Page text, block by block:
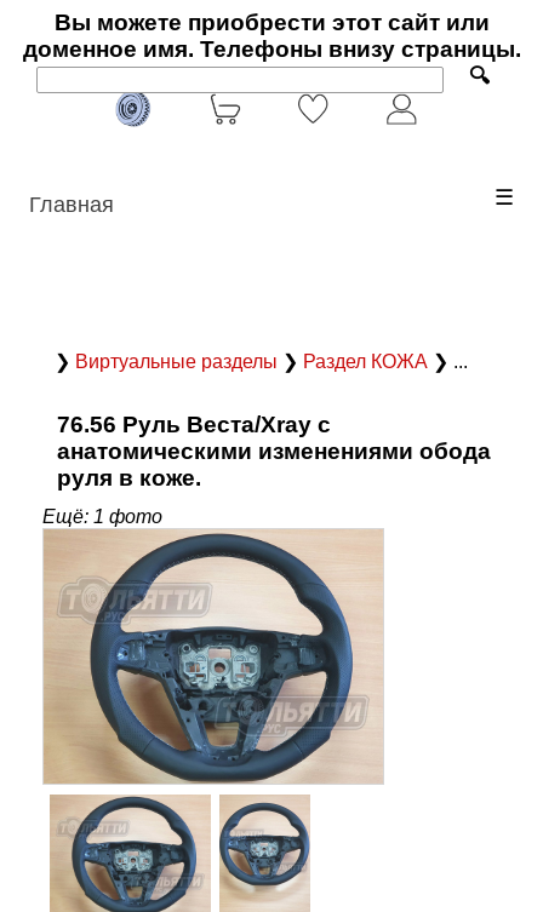
Вы можете приобрести этот сайт или
доменное имя. Телефоны внизу страницы.
🔍
Главная ☰
❯ Виртуальные разделы ❯ Раздел КОЖА ❯ ...
76.56 Руль Веста/Xray с
анатомическими изменениями обода
руля в коже.
Ещё: 1 фото